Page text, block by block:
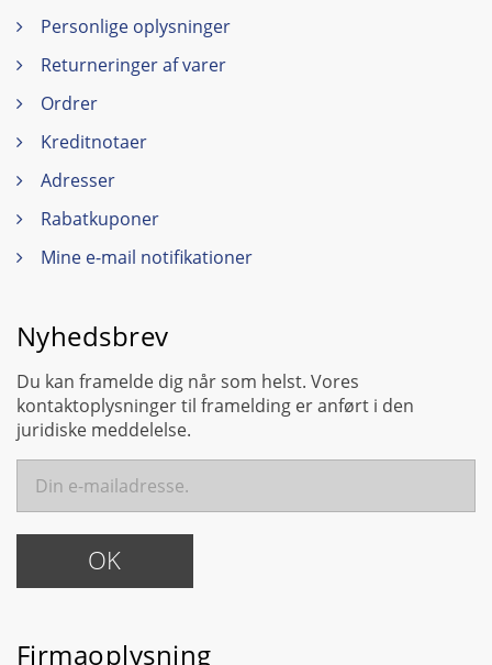
Personlige oplysninger
Returneringer af varer
Ordrer
Kreditnotaer
Adresser
Rabatkuponer
Mine e-mail notifikationer
Nyhedsbrev
Du kan framelde dig når som helst. Vores
kontaktoplysninger til framelding er anført i den
juridiske meddelelse.
Firmaoplysning